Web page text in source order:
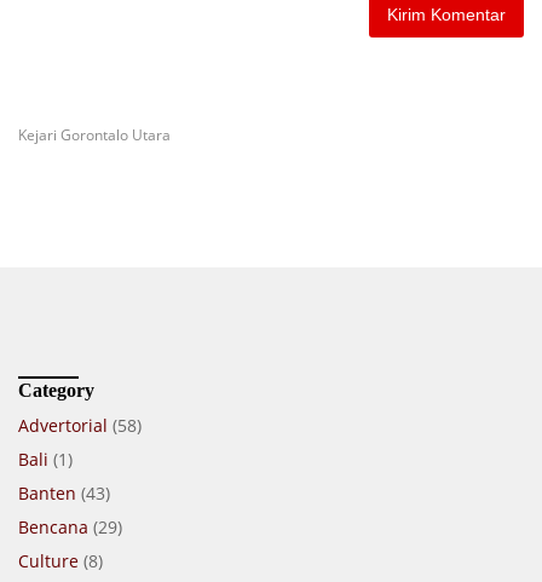
Kejari Gorontalo Utara
Category
Advertorial (58)
Bali (1)
Banten (43)
Bencana (29)
Culture (8)